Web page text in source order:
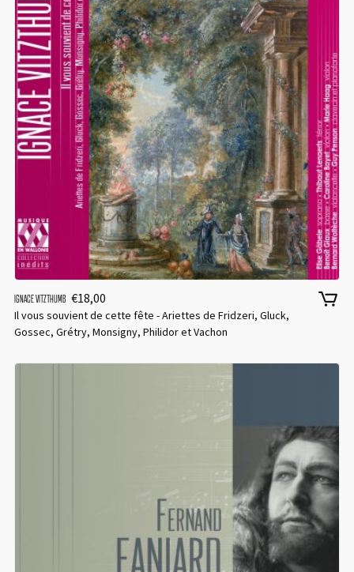
IGNACE VITZTHUMB €18,00
Il vous souvient de cette fête - Ariettes de Fridzeri, Gluck,
Gossec, Grétry, Monsigny, Philidor et Vachon